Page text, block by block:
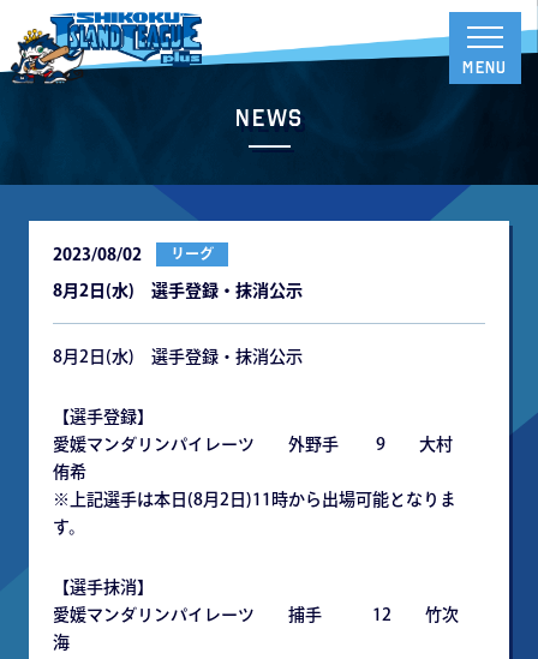
News
2023/08/02 リーグ
8月2日(水) 選手登録・抹消公示
8月2日(水) 選手登録・抹消公示
【選手登録】
愛媛マンダリンパイレーツ 外野手 9 大村
侑希
※上記選手は本日(8月2日)11時から出場可能となりま
す。
【選手抹消】
愛媛マンダリンパイレーツ 捕手 12 竹次
海